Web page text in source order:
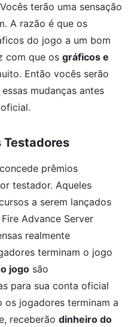
terão uma sensação
A razão é que os
do jogo a um bom
com que os gráficos e
Então vocês serão
mudanças antes
Testadores
prêmios
testador. Aqueles
a serem lançados
Advance Server
realmente
terminam o jogo
jogo são
para sua conta oficial
os jogadores terminam a
receberão dinheiro do